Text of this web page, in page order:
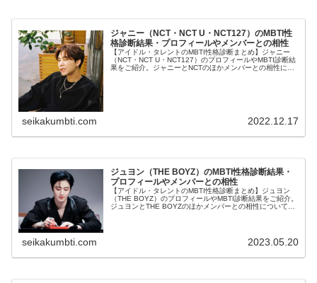
ジャニー（NCT・NCT U・NCT127）のMBTI性
格診断結果・プロフィールやメンバーとの相性
【アイドル・タレントのMBTI性格診断まとめ】ジャニー
（NCT・NCT U・NCT127）のプロフィールやMBTI診断結
果をご紹介。ジャニーとNCTのほかメンバーとの相性につ
seikakumbti.com 2022.12.17
ジュヨン（THE BOYZ）のMBTI性格診断結果・
プロフィールやメンバーとの相性
【アイドル・タレントのMBTI性格診断まとめ】ジュヨン
（THE BOYZ）のプロフィールやMBTI診断結果をご紹介。
ジュヨンとTHE BOYZのほかメンバーとの相性についても
seikakumbti.com 2023.05.20